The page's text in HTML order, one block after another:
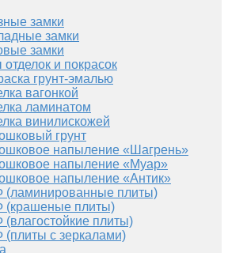
замки
замки
замки
и покрасок
грунт-эмалью
вагонкой
ламинатом
винилискожей
грунт
напыление «Шагрень»
напыление «Муар»
напыление «Антик»
плиты)
(крашеные плиты)
плиты)
с зеркалами)